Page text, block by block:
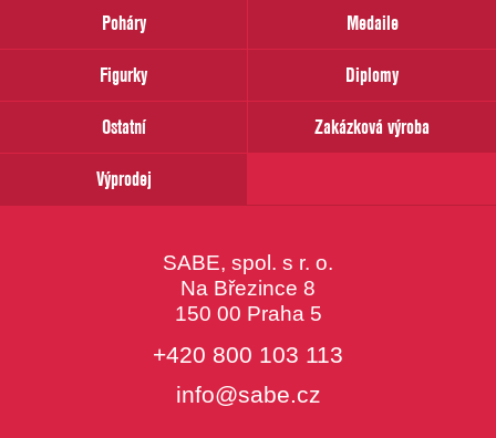
email
Poháry
Medaile
Figurky
Diplomy
Ostatní
Zakázková výroba
Výprodej
SABE, spol. s r. o.
Na Březince 8
150 00 Praha 5
+420 800 103 113
info@sabe.cz